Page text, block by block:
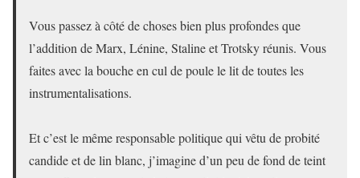
Vous passez à côté de choses bien plus profondes que
l’addition de Marx, Lénine, Staline et Trotsky réunis. Vous
faites avec la bouche en cul de poule le lit de toutes les
instrumentalisations.
Et c’est le même responsable politique qui vêtu de probité
candide et de lin blanc, j’imagine d’un peu de fond de teint